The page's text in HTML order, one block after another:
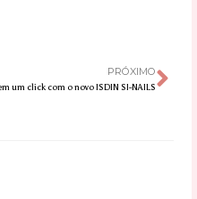
PRÓXIMO
um click com o novo ISDIN SI-NAILS